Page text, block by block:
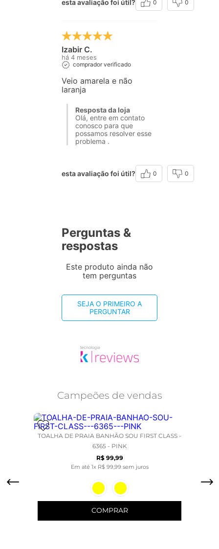
esta avaliação foi útil? 0 0
Izabir C.
há 4 meses
comprador verificado
Veio amarela e não
laranja
Resposta da loja
Olá, entre em contato
conosco para que
possamos resolver esse
problema .
esta avaliação foi útil? 0 0
Perguntas &
respostas
Este produto ainda não
tem perguntas
SEJA O PRIMEIRO A
PERGUNTAR
Campeões de vendas
TOALHA DE PRAIA BANHÃO SOU FIRST CLASS -
6365 - PINK
R$ 99,99
Em até 1x R$ 99 99 sem juros
COMPRAR